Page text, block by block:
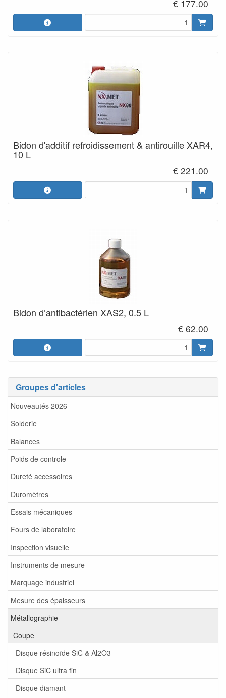
Groupes d'articles
Nouveautés 2026
Solderie
Balances
Poids de controle
Dureté accessoires
Duromètres
Essais mécaniques
Fours de laboratoire
Inspection visuelle
Instruments de mesure
Marquage industriel
Mesure des épaisseurs
Métallographie
Coupe
Disque résinoïde SiC & Al2O3
Disque SiC ultra fin
Disque diamant
€ 177.00
Bidon d'additif refroidissement & antirouille XAR4,
10 L
€ 221.00
Bidon d’antibactérien XAS2, 0.5 L
€ 62.00